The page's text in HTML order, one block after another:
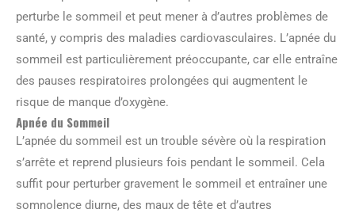
perturbe le sommeil et peut mener à d’autres problèmes de
santé, y compris des maladies cardiovasculaires. L’apnée du
sommeil est particulièrement préoccupante, car elle entraîne
des pauses respiratoires prolongées qui augmentent le
risque de manque d’oxygène.
Apnée du Sommeil
L’apnée du sommeil est un trouble sévère où la respiration
s’arrête et reprend plusieurs fois pendant le sommeil. Cela
suffit pour perturber gravement le sommeil et entraîner une
somnolence diurne, des maux de tête et d’autres